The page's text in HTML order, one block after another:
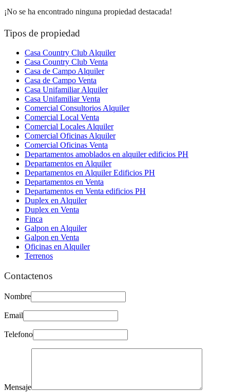
¡No se ha encontrado ninguna propiedad destacada!
Tipos de propiedad
Casa Country Club Alquiler
Casa Country Club Venta
Casa de Campo Alquiler
Casa de Campo Venta
Casa Unifamiliar Alquiler
Casa Unifamiliar Venta
Comercial Consultorios Alquiler
Comercial Local Venta
Comercial Locales Alquiler
Comercial Oficinas Alquiler
Comercial Oficinas Venta
Departamentos amoblados en alquiler edificios PH
Departamentos en Alquiler
Departamentos en Alquiler Edificios PH
Departamentos en Venta
Departamentos en Venta edificios PH
Duplex en Alquiler
Duplex en Venta
Finca
Galpon en Alquiler
Galpon en Venta
Oficinas en Alquiler
Terrenos
Contactenos
Nombre
Email
Telefono
Mensaje